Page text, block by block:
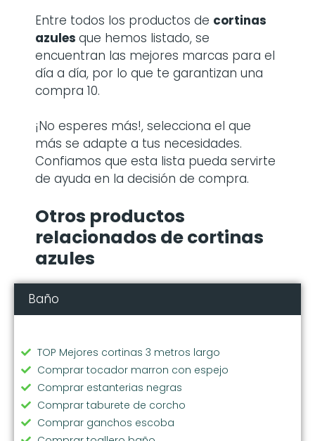
Entre todos los productos de cortinas
azules que hemos listado, se
encuentran las mejores marcas para el
día a día, por lo que te garantizan una
compra 10.
¡No esperes más!, selecciona el que
más se adapte a tus necesidades.
Confiamos que esta lista pueda servirte
de ayuda en la decisión de compra.
Otros productos
relacionados de cortinas
azules
Baño
TOP Mejores cortinas 3 metros largo
Comprar tocador marron con espejo
Comprar estanterias negras
Comprar taburete de corcho
Comprar ganchos escoba